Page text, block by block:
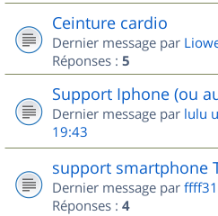
Ceinture cardio
Dernier message par
Réponses : 5
Support Iphone (ou
Dernier message par lulu
19:43
support smartphone
Dernier message par ffff31
Réponses : 4